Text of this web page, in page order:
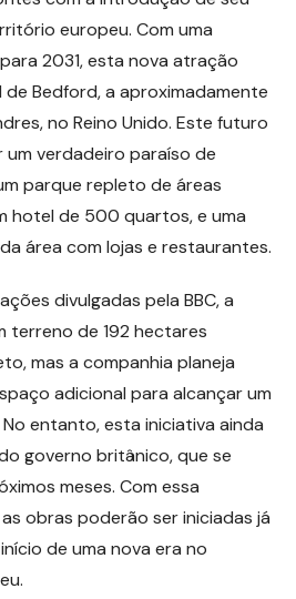
europeu. Com uma
2031, esta nova atração
Bedford, a aproximadamente
no Reino Unido. Este futuro
verdadeiro paraíso de
parque repleto de áreas
hotel de 500 quartos, e uma
área com lojas e restaurantes.
divulgadas pela BBC, a
terreno de 192 hectares
mas a companhia planeja
adicional para alcançar um
entanto, esta iniciativa ainda
governo britânico, que se
meses. Com essa
obras poderão ser iniciadas já
de uma nova era no